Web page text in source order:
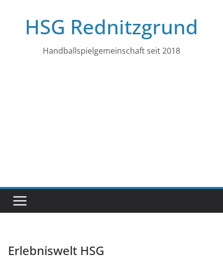
springenHSG Rednitzgrund
Handballspielgemeinschaft seit 2018
Erlebniswelt HSG